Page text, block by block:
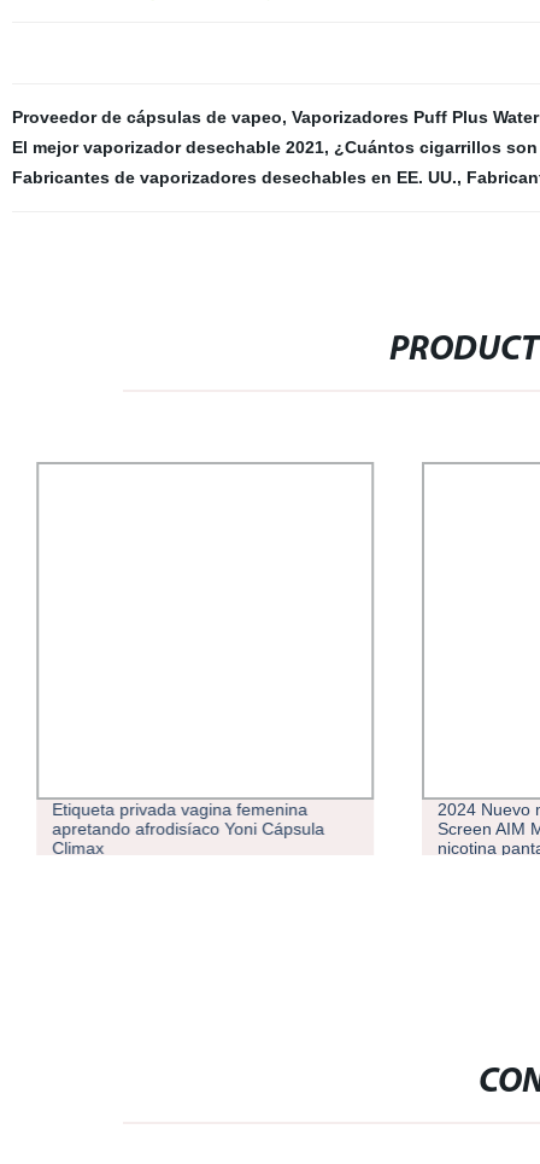
Proveedor de cápsulas de vapeo, Vaporizadores Puff Plus
El mejor vaporizador desechable 2021, ¿Cuántos cigarrillos
Fabricantes de vaporizadores desechables en EE. UU.,
Etiqueta privada vagina femenina
apretando afrodisíaco Yoni Cápsula
Climax
2024 Nuevo
Screen AIM
nicotina